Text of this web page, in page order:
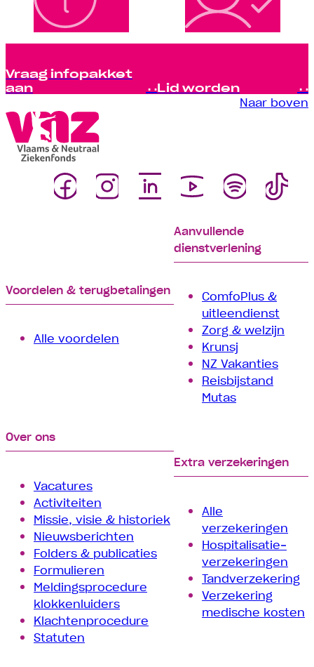
Vraag infopakket
aan Lid worden
Naar boven
Voordelen & terugbetalingen
Alle voordelen
Aanvullende
dienstverlening
ComfoPlus &
uitleendienst
Zorg & welzijn
Krunsj
NZ Vakanties
Reisbijstand
Mutas
Over ons
Vacatures
Activiteiten
Missie, visie & historiek
Nieuwsberichten
Folders & publicaties
Formulieren
Meldingsprocedure
klokkenluiders
Klachtenprocedure
Statuten
Extra verzekeringen
Alle
verzekeringen
Hospitalisatie­
verzekeringen
Tand­verzekering
Verzekering
medische kosten